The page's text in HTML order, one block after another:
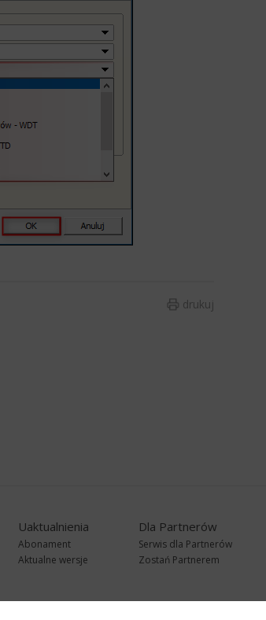
drukuj
Uaktualnienia
Abonament
Aktualne wersje
Dla Partnerów
Serwis dla Partnerów
Zostań Partnerem